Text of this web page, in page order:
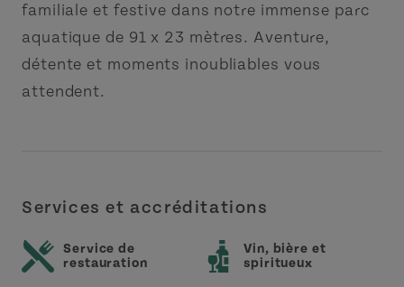
familiale et festive dans notre immense parc
aquatique de 91 x 23 mètres. Aventure,
détente et moments inoubliables vous
attendent.
Services et accréditations
Service de
restauration
Vin, bière et
spiritueux